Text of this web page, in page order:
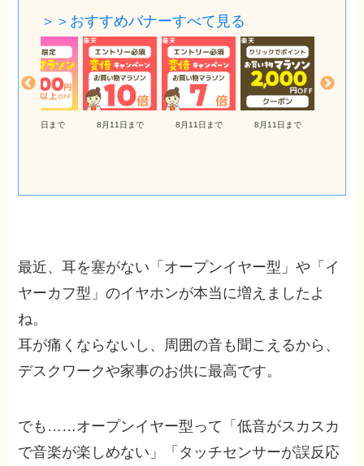
＞＞おすすめバナーすべて見る
8月11日まで 8月11日まで 8月11日まで 8月11日まで
最近、耳を塞がない「オープンイヤー型」や「イ
ヤーカフ型」のイヤホンが本当に増えましたよ
ね。
耳が痛くならないし、周囲の音も聞こえるから、
デスクワークや家事のお供に最高です。
でも……オープンイヤー型って「低音がスカスカ
で音楽が楽しめない」「タッチセンサーが誤反応